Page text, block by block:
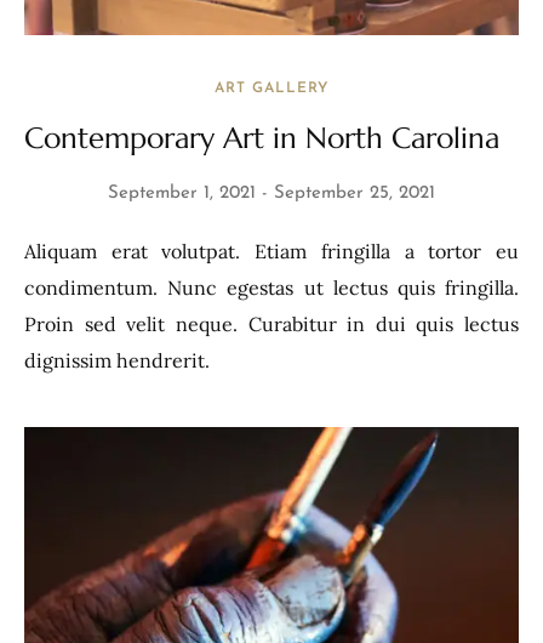
ART GALLERY
Contemporary Art in North Carolina
September 1, 2021 September 25, 2021
Aliquam erat volutpat. Etiam fringilla a tortor eu
condimentum. Nunc egestas ut lectus quis fringilla.
Proin sed velit neque. Curabitur in dui quis lectus
dignissim hendrerit.